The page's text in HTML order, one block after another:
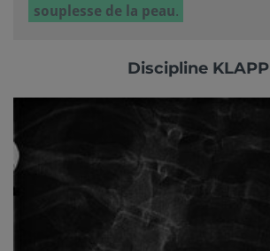
souplesse de la peau.
Discipline KLAPP